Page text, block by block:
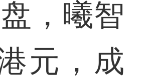
，曦智
元，成